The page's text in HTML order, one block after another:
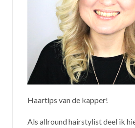
Haartips van de kapper!
Als allround hairstylist deel ik